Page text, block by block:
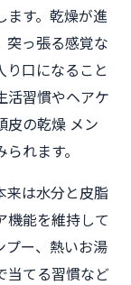
ます。乾燥が進
突っ張る感覚な
り口になること
活習慣やヘアケ
皮の乾燥 メン
れます。
来は水分と皮脂
機能を維持して
プー、熱いお湯
当てる習慣など